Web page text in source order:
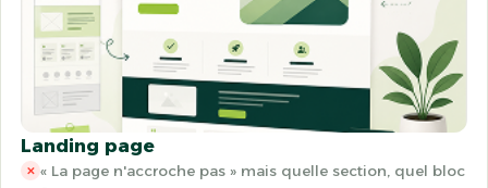
Landing page
✕ « La page n'accroche pas » mais quelle section, quel bloc